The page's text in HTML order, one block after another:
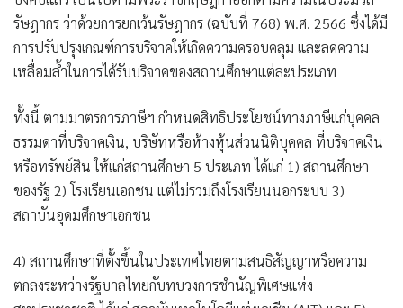
รัษฎากร ว่าด้วยการยกเว้นรัษฎากร (ฉบับที่ 768) พ.ศ. 2566 ซึ่งได้มี
การปรับปรุงเกณฑ์การบริจาคให้เกิดความครอบคลุม และลดความ
เหลื่อมล้ำในการได้รับบริจาคของสถานศึกษาแต่ละประเภท
ทั้งนี้ ตามมาตรการภาษีฯ กำหนดสิทธิประโยชน์ทางภาษีแก่บุคคล
ธรรมดาที่บริจาคเงิน, บริษัทหรือห้างหุ้นส่วนนิติบุคคล ที่บริจาคเงิน
หรือทรัพย์สิน ให้แก่สถานศึกษา 5 ประเภท ได้แก่ 1) สถานศึกษา
ของรัฐ 2) โรงเรียนเอกชน แต่ไม่รวมถึงโรงเรียนนอกระบบ 3)
สถาบันอุดมศึกษาเอกชน
4) สถานศึกษาที่ตั้งขึ้นในประเทศไทยตามสนธิสัญญาหรือความ
ตกลงระหว่างรัฐบาลไทยกับทบวงการชำนัญพิเศษแห่ง